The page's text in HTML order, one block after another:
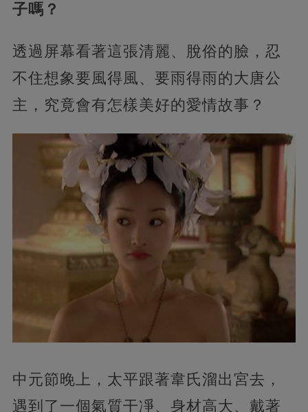
子嗎？
透過屏幕看著這張清麗、脫俗的臉，忍
不住想象要風得風、要雨得雨的大唐公
主，究竟會有怎樣美好的愛情故事？
中元節晚上，太平跟著韋氏溜出宮去，
遇到了一個氣質干凈、身材高大、戴著